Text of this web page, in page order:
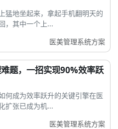
猛地坐起来，拿起手机翻明天的
，其中一个上...
医美管理系统方案
题，一招实现90%效率跃
何成为效率跃升的关键引擎在医
扩张已成为机...
医美管理系统方案